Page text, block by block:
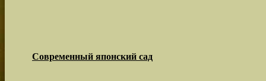
Современный японский сад